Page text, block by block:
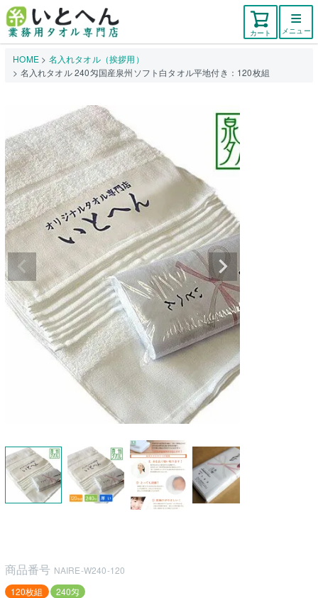
カート メニュー
HOME
名入れタオル（挨拶用）
名入れタオル 240匁国産泉州ソフト白タオル平地付き：120枚組
商品番号 NAIRE-W240-120
120枚組
240匁